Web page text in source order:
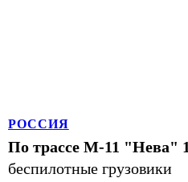
РОССИЯ
По трассе М-11 "Нева"
беспилотные грузовики